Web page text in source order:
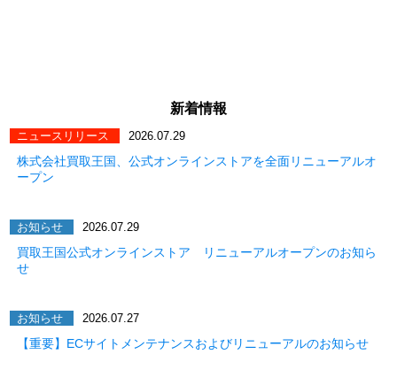
新着情報
ニュースリリース 2026.07.29
株式会社買取王国、公式オンラインストアを全面リニューアルオ
ープン
お知らせ 2026.07.29
買取王国公式オンラインストア リニューアルオープンのお知ら
せ
お知らせ 2026.07.27
【重要】ECサイトメンテナンスおよびリニューアルのお知らせ